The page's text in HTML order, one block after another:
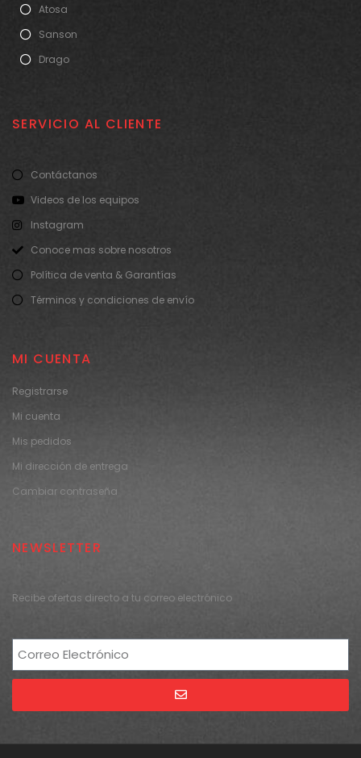
Atosa
Sanson
Drago
SERVICIO AL CLIENTE
Contáctanos
Videos de los equipos
Instagram
Conoce mas sobre nosotros
Política de venta & Garantías
Términos y condiciones de envío
MI CUENTA
Registrarse
Mi cuenta
Mis pedidos
Mi dirección de entrega
Cambiar contraseña
NEWSLETTER
Recibe ofertas directo a tu correo electrónico